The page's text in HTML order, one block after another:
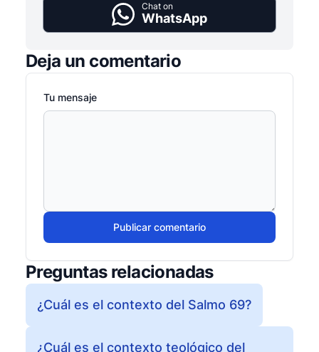
Chat on
WhatsApp
Deja un comentario
Tu mensaje
Publicar comentario
Preguntas relacionadas
¿Cuál es el contexto del Salmo 69?
¿Cuál es el contexto teológico del